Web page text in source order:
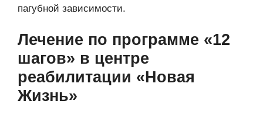
пагубной зависимости.
Лечение по программе «12
шагов» в центре
реабилитации «Новая
Жизнь»